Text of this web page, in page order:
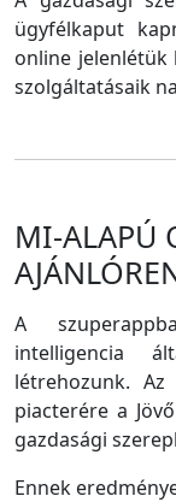
ügyfélkaput
online jelenlétük
szolgáltatásaik
MI-ALAPÚ
A
intelligencia
létrehozunk.
piacterére a
gazdasági
Ennek